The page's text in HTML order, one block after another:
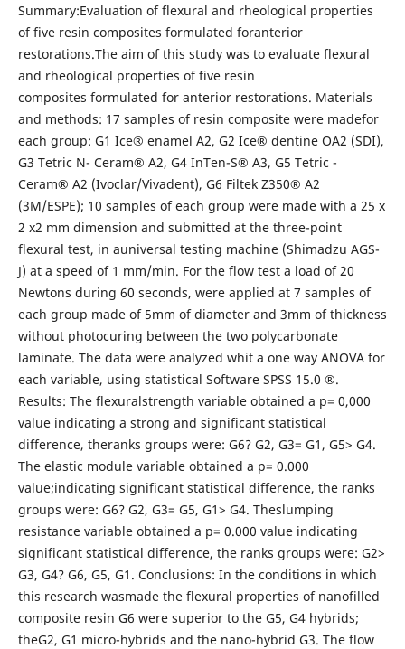
Summary:Evaluation of flexural and rheological properties
of five resin composites formulated foranterior
restorations.The aim of this study was to evaluate flexural
and rheological properties of five resin
composites formulated for anterior restorations. Materials
and methods: 17 samples of resin composite were madefor
each group: G1 Ice® enamel A2, G2 Ice® dentine OA2 (SDI),
G3 Tetric N- Ceram® A2, G4 InTen-S® A3, G5 Tetric -
Ceram® A2 (Ivoclar/Vivadent), G6 Filtek Z350® A2
(3M/ESPE); 10 samples of each group were made with a 25 x
2 x2 mm dimension and submitted at the three-point
flexural test, in auniversal testing machine (Shimadzu AGS-
J) at a speed of 1 mm/min. For the flow test a load of 20
Newtons during 60 seconds, were applied at 7 samples of
each group made of 5mm of diameter and 3mm of thickness
without photocuring between the two polycarbonate
laminate. The data were analyzed whit a one way ANOVA for
each variable, using statistical Software SPSS 15.0 ®.
Results: The flexuralstrength variable obtained a p= 0,000
value indicating a strong and significant statistical
difference, theranks groups were: G6? G2, G3= G1, G5> G4.
The elastic module variable obtained a p= 0.000
value;indicating significant statistical difference, the ranks
groups were: G6? G2, G3= G5, G1> G4. Theslumping
resistance variable obtained a p= 0.000 value indicating
significant statistical difference, the ranks groups were: G2>
G3, G4? G6, G5, G1. Conclusions: In the conditions in which
this research wasmade the flexural properties of nanofilled
composite resin G6 were superior to the G5, G4 hybrids;
theG2, G1 micro-hybrids and the nano-hybrid G3. The flow